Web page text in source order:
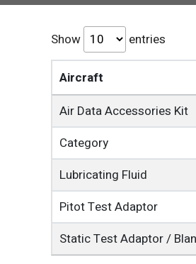
Show entries
Aircraft
Air Data Accessories Kit
Category
Lubricating Fluid
Pitot Test Adaptor
Static Test Adaptor /